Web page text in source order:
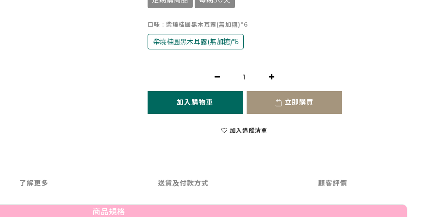
口味 : 柴燒桂圓黑木耳露(無加糖)*6
柴燒桂圓黑木耳露(無加糖)*6
加入購物車 立即購買
加入追蹤清單
了解更多 送貨及付款方式 顧客評價
商品規格